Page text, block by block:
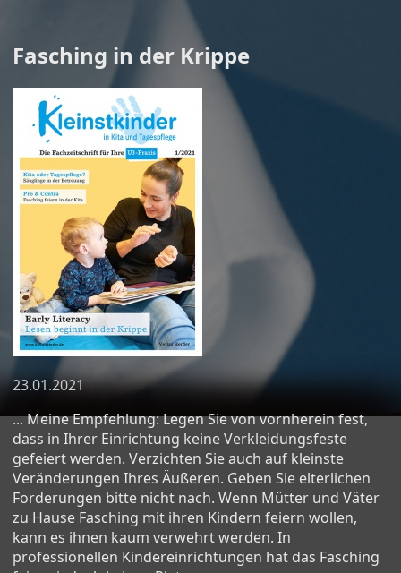
Fasching in der Krippe
23.01.2021
... Meine Empfehlung: Legen Sie von vornherein fest,
dass in Ihrer Einrichtung keine Verkleidungsfeste
gefeiert werden. Verzichten Sie auch auf kleinste
Veränderungen Ihres Äußeren. Geben Sie elterlichen
Forderungen bitte nicht nach. Wenn Mütter und Väter
zu Hause Fasching mit ihren Kindern feiern wollen,
kann es ihnen kaum verwehrt werden. In
professionellen Kindereinrichtungen hat das Fasching